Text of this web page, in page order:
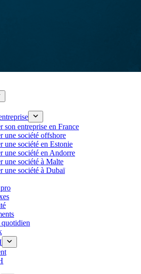
son entreprise en France
une société offshore
une société en Estonie
une société en Andorre
une société à Malte
une société à Dubaï